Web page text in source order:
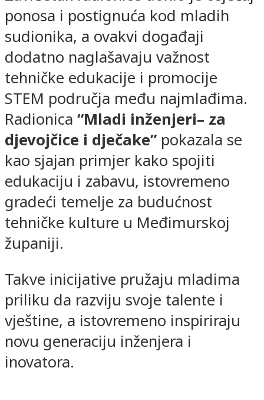
ponosa i postignuća kod mladih
sudionika, a ovakvi događaji
dodatno naglašavaju važnost
tehničke edukacije i promocije
STEM područja među najmlađima.
Radionica “Mladi inženjeri– za
djevojčice i dječake” pokazala se
kao sjajan primjer kako spojiti
edukaciju i zabavu, istovremeno
gradeći temelje za budućnost
tehničke kulture u Međimurskoj
županiji.
Takve inicijative pružaju mladima
priliku da razviju svoje talente i
vještine, a istovremeno inspiriraju
novu generaciju inženjera i
inovatora.